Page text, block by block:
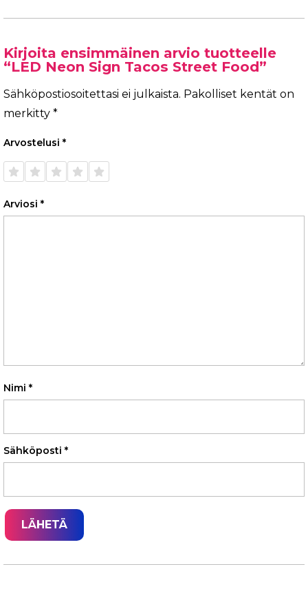
Kirjoita ensimmäinen arvio tuotteelle
“LED Neon Sign Tacos Street Food”
Sähköpostiosoitettasi ei julkaista. Pakolliset kentät on
merkitty *
Arvostelusi *
1/5
tähteä
2/5
tähteä
3/5
tähteä
4/5
tähteä
5/5
tähteä
Arviosi *
Nimi *
Sähköposti *